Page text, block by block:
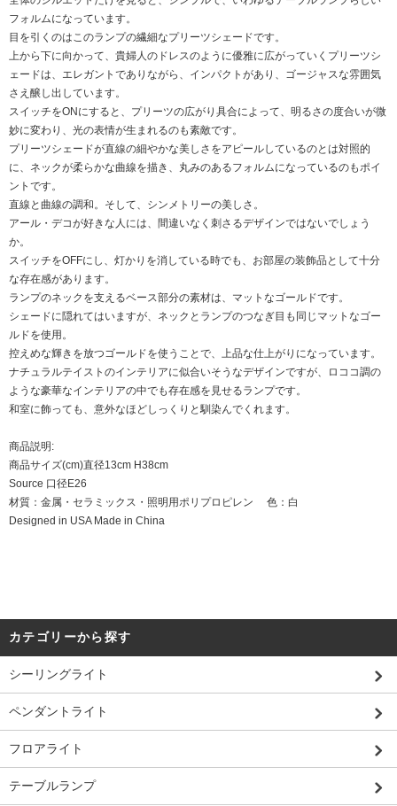
フォルムになっています。
目を引くのはこのランプの繊細なプリーツシェードです。
上から下に向かって、貴婦人のドレスのように優雅に広がっていくプリーツシ
ェードは、エレガントでありながら、インパクトがあり、ゴージャスな雰囲気
さえ醸し出しています。
スイッチをONにすると、プリーツの広がり具合によって、明るさの度合いが微
妙に変わり、光の表情が生まれるのも素敵です。
プリーツシェードが直線の細やかな美しさをアピールしているのとは対照的
に、ネックが柔らかな曲線を描き、丸みのあるフォルムになっているのもポイ
ントです。
直線と曲線の調和。そして、シンメトリーの美しさ。
アール・デコが好きな人には、間違いなく刺さるデザインではないでしょう
か。
スイッチをOFFにし、灯かりを消している時でも、お部屋の装飾品として十分
な存在感があります。
ランプのネックを支えるベース部分の素材は、マットなゴールドです。
シェードに隠れてはいますが、ネックとランプのつなぎ目も同じマットなゴー
ルドを使用。
控えめな輝きを放つゴールドを使うことで、上品な仕上がりになっています。
ナチュラルテイストのインテリアに似合いそうなデザインですが、ロココ調の
ような豪華なインテリアの中でも存在感を見せるランプです。
和室に飾っても、意外なほどしっくりと馴染んでくれます。
商品説明:
商品サイズ(cm)直径13cm H38cm
Source 口径E26
材質：金属・セラミックス・照明用ポリプロピレン 色：白
Designed in USA Made in China
カテゴリーから探す
シーリングライト
ペンダントライト
フロアライト
テーブルランプ